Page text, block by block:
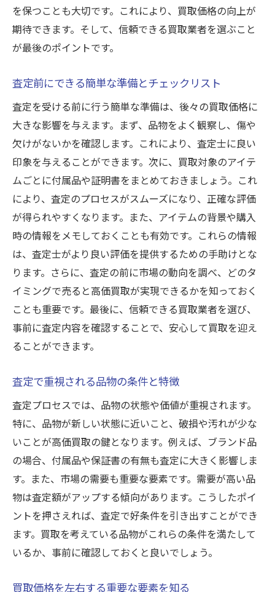
を保つことも大切です。これにより、買取価格の向上が
期待できます。そして、信頼できる買取業者を選ぶこと
が最後のポイントです。
査定前にできる簡単な準備とチェックリスト
査定を受ける前に行う簡単な準備は、後々の買取価格に
大きな影響を与えます。まず、品物をよく観察し、傷や
欠けがないかを確認します。これにより、査定士に良い
印象を与えることができます。次に、買取対象のアイテ
ムごとに付属品や証明書をまとめておきましょう。これ
により、査定のプロセスがスムーズになり、正確な評価
が得られやすくなります。また、アイテムの背景や購入
時の情報をメモしておくことも有効です。これらの情報
は、査定士がより良い評価を提供するための手助けとな
ります。さらに、査定の前に市場の動向を調べ、どのタ
イミングで売ると高価買取が実現できるかを知っておく
ことも重要です。最後に、信頼できる買取業者を選び、
事前に査定内容を確認することで、安心して買取を迎え
ることができます。
査定で重視される品物の条件と特徴
査定プロセスでは、品物の状態や価値が重視されます。
特に、品物が新しい状態に近いこと、破損や汚れが少な
いことが高価買取の鍵となります。例えば、ブランド品
の場合、付属品や保証書の有無も査定に大きく影響しま
す。また、市場の需要も重要な要素です。需要が高い品
物は査定額がアップする傾向があります。こうしたポイ
ントを押さえれば、査定で好条件を引き出すことができ
ます。買取を考えている品物がこれらの条件を満たして
いるか、事前に確認しておくと良いでしょう。
買取価格を左右する重要な要素を知る